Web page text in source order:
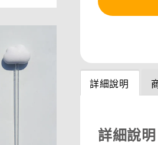
詳細說明
詳細說明